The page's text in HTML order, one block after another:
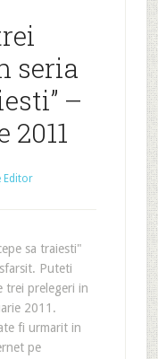
seria
–
2011
Editor
sa traiesti"
Puteti
trei prelegeri in
2011.
fi urmarit in
pe